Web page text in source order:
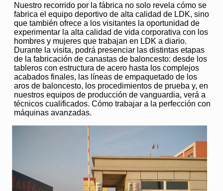
Nuestro recorrido por la fábrica no solo revela cómo se
fabrica el equipo deportivo de alta calidad de LDK, sino
que también ofrece a los visitantes la oportunidad de
experimentar la alta calidad de vida corporativa con los
hombres y mujeres que trabajan en LDK a diario.
Durante la visita, podrá presenciar las distintas etapas
de la fabricación de canastas de baloncesto: desde los
tableros con estructura de acero hasta los complejos
acabados finales, las líneas de empaquetado de los
aros de baloncesto, los procedimientos de prueba y, en
nuestros equipos de producción de vanguardia, verá a
técnicos cualificados. Cómo trabajar a la perfección con
máquinas avanzadas.